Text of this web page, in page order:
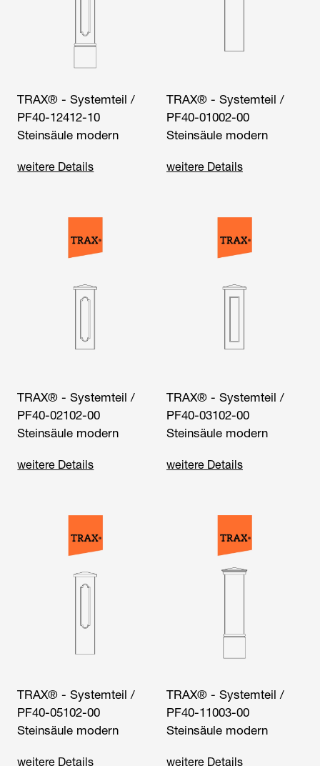
TRAX® - Systemteil /
PF40-12412-10
Steinsäule modern
weitere Details
TRAX® - Systemteil /
PF40-01002-00
Steinsäule modern
weitere Details
TRAX® - Systemteil /
PF40-02102-00
Steinsäule modern
weitere Details
TRAX® - Systemteil /
PF40-03102-00
Steinsäule modern
weitere Details
TRAX® - Systemteil /
PF40-05102-00
Steinsäule modern
weitere Details
TRAX® - Systemteil /
PF40-11003-00
Steinsäule modern
weitere Details